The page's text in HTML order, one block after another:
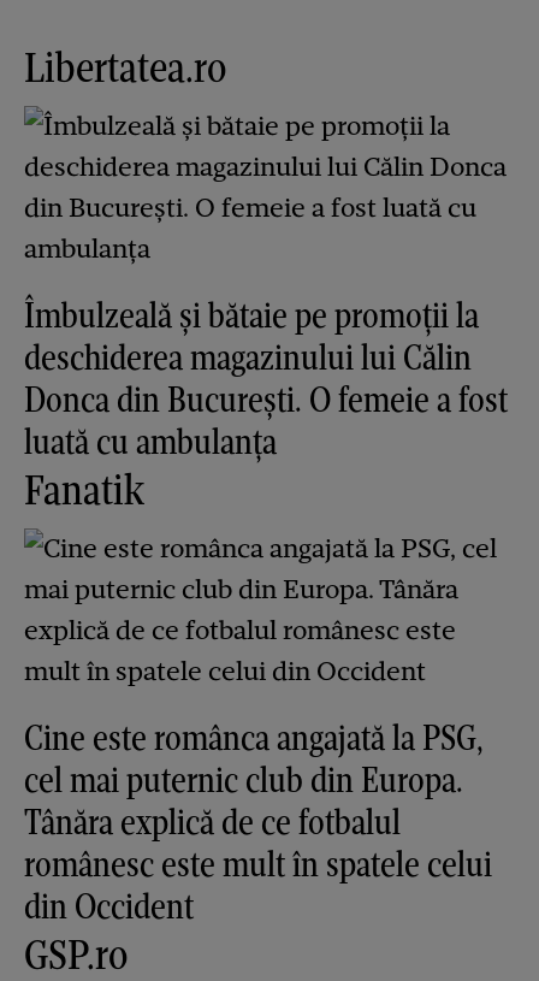
Libertatea.ro
Îmbulzeală și bătaie pe promoții la
deschiderea magazinului lui Călin
Donca din București. O femeie a fost
luată cu ambulanța
Fanatik
Cine este românca angajată la PSG,
cel mai puternic club din Europa.
Tânăra explică de ce fotbalul
românesc este mult în spatele celui
din Occident
GSP.ro